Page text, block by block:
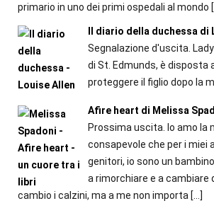
primario in uno dei primi ospedali al mondo
Il diario della duchessa di
Segnalazione d'uscita.
di St. Edmunds, è disposta
proteggere il figlio dopo la
Afire heart di Melissa
Prossima uscita. Io amo la
consapevole che per i miei
genitori, io sono un
a rimorchiare e a cambiare
cambio i calzini, ma a me non importa […]